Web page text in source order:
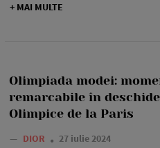
+ MAI MULTE
Olimpiada modei:
remarcabile în
Olimpice de la Paris
— DIOR 27 iulie 2024